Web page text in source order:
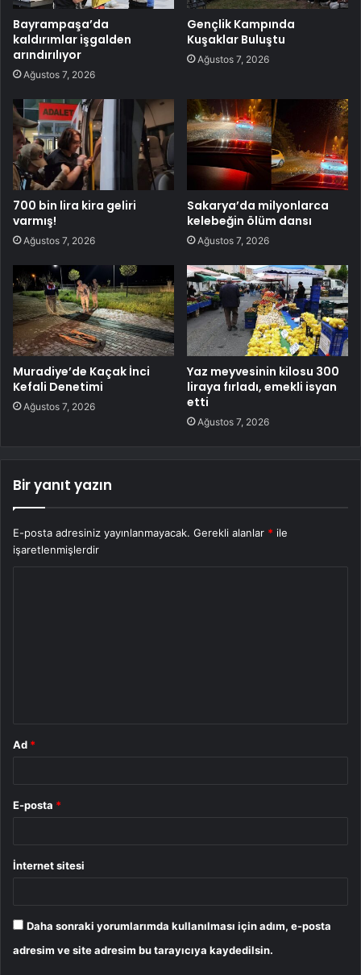
Bayrampaşa’da
kaldırımlar işgalden
arındırılıyor
Ağustos 7, 2026
Gençlik Kampında
Kuşaklar Buluştu
Ağustos 7, 2026
700 bin lira kira geliri
varmış!
Ağustos 7, 2026
Sakarya’da milyonlarca
kelebeğin ölüm dansı
Ağustos 7, 2026
Muradiye’de Kaçak İnci
Kefali Denetimi
Ağustos 7, 2026
Yaz meyvesinin kilosu 300
liraya fırladı, emekli isyan
etti
Ağustos 7, 2026
Bir yanıt yazın
E-posta adresiniz yayınlanmayacak. Gerekli alanlar * ile
işaretlenmişlerdir
Ad *
E-posta *
İnternet sitesi
Daha sonraki yorumlarımda kullanılması için adım, e-posta
adresim ve site adresim bu tarayıcıya kaydedilsin.